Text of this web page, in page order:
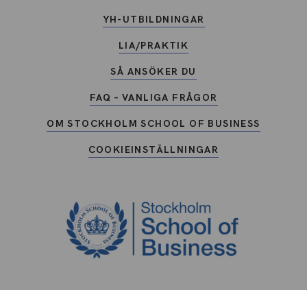
YH-UTBILDNINGAR
LIA/PRAKTIK
SÅ ANSÖKER DU
FAQ – VANLIGA FRÅGOR
OM STOCKHOLM SCHOOL OF BUSINESS
COOKIEINSTÄLLNINGAR